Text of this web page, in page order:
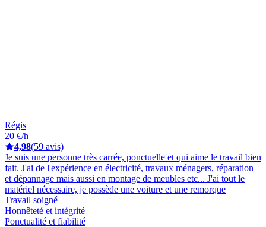
Régis
20 €/h
4,98(59 avis)
Je suis une personne très carrée, ponctuelle et qui aime le travail bien
fait. J'ai de l'expérience en électricité, travaux ménagers, réparation
et dépannage mais aussi en montage de meubles etc... J'ai tout le
matériel nécessaire, je possède une voiture et une remorque
Travail soigné
Honnêteté et intégrité
Ponctualité et fiabilité